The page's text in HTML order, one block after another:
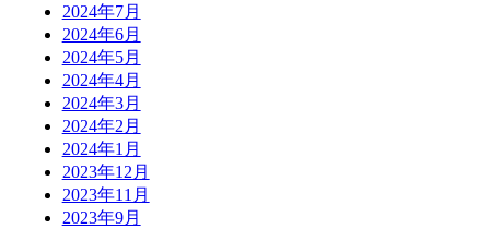
2024年7月
2024年6月
2024年5月
2024年4月
2024年3月
2024年2月
2024年1月
2023年12月
2023年11月
2023年9月